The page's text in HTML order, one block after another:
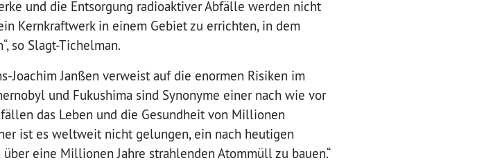
und die Entsorgung radioaktiver Abfälle werden nicht
Kernkraftwerk in einem Gebiet zu errichten, in dem
so Slagt-Tichelman.
Joachim Janßen verweist auf die enormen Risiken im
und Fukushima sind Synonyme einer nach wie vor
das Leben und die Gesundheit von Millionen
ist es weltweit nicht gelungen, ein nach heutigen
eine Millionen Jahre strahlenden Atommüll zu bauen.“